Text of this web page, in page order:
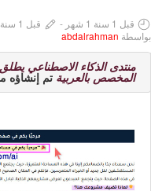
قبل 1 سنة 1 شهر
- قبل 1 سنة 1 شهر
بواسطة abdalrahman
منتدى الذكاء الاصطناعي
المخصص بالعربية تم